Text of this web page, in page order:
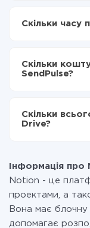
Вибираєте
Тепер дані
Notion в
Скільки часу
становити від
налаштування
Скільки
SendPulse?
Ви оплачуєте
передаються з
при
Скільки
Drive?
Інформація про
Notion - це
проектами, а
Вона має блочну
допомагає